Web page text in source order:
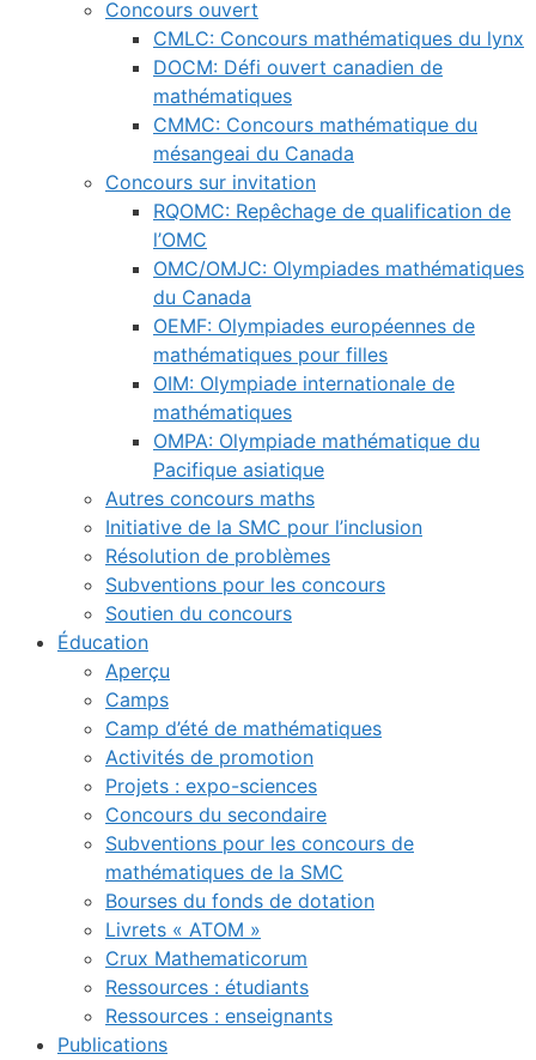
Concours ouvert
CMLC: Concours mathématiques du lynx
DOCM: Défi ouvert canadien de
mathématiques
CMMC: Concours mathématique du
mésangeai du Canada
Concours sur invitation
RQOMC: Repêchage de qualification de
l’OMC
OMC/OMJC: Olympiades mathématiques
du Canada
OEMF: Olympiades européennes de
mathématiques pour filles
OIM: Olympiade internationale de
mathématiques
OMPA: Olympiade mathématique du
Pacifique asiatique
Autres concours maths
Initiative de la SMC pour l’inclusion
Résolution de problèmes
Subventions pour les concours
Soutien du concours
Éducation
Aperçu
Camps
Camp d’été de mathématiques
Activités de promotion
Projets : expo-sciences
Concours du secondaire
Subventions pour les concours de
mathématiques de la SMC
Bourses du fonds de dotation
Livrets « ATOM »
Crux Mathematicorum
Ressources : étudiants
Ressources : enseignants
Publications